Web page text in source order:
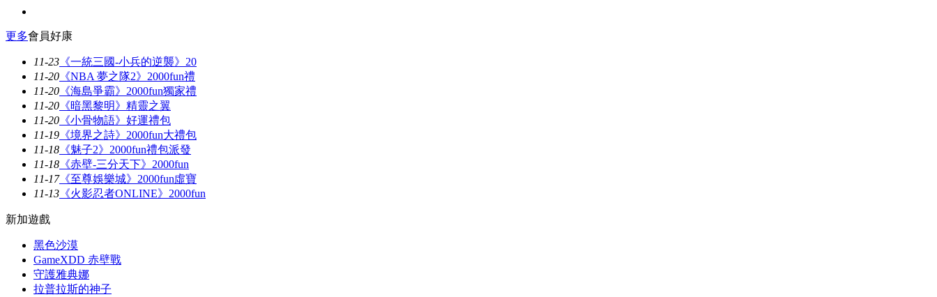
更多會員好康
11-23 《一統三國-小兵的逆襲》20
11-20 《NBA 夢之隊2》2000fun禮
11-20 《海島爭霸》2000fun獨家禮
11-20 《暗黑黎明》精靈之翼
11-20 《小骨物語》好運禮包
11-19 《境界之詩》2000fun大禮包
11-18 《魅子2》2000fun禮包派發
11-18 《赤壁-三分天下》2000fun
11-17《至尊娛樂城》2000fun虛寶
11-13 《火影忍者ONLINE》2000fun
新加遊戲
黑色沙漠
GameXDD 赤壁戰
守護雅典娜
拉普拉斯的神子